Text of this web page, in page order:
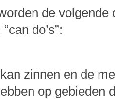
de
do’s”:
zinnen en de
op gebieden